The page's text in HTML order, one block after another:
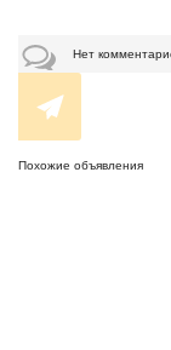
Нет
Похожие объявления